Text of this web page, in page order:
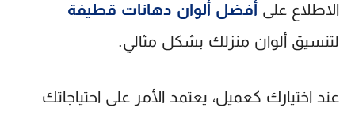
الاطلاع على أفضل ألوان دهانات قطيفة
لتنسيق ألوان منزلك بشكل مثالي.
عند اختيارك كعميل، يعتمد الأمر على احتياجاتك